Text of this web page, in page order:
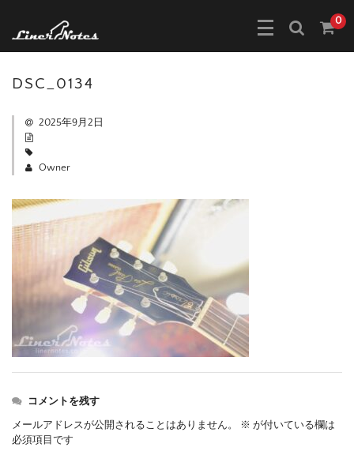
0
DSC_0134
2025年9月2日
Owner
コメントを残す
メールアドレスが公開されることはありません。 ※ が付いている欄は
必須項目です